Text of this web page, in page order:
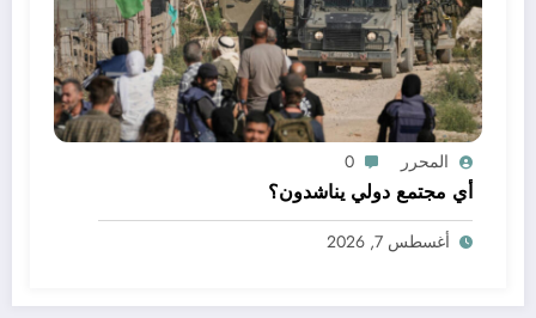
المحرر 0
أي مجتمع دولي يناشدون؟
أغسطس 7, 2026